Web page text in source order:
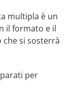
multipla è un
il formato e il
si sosterrà
per